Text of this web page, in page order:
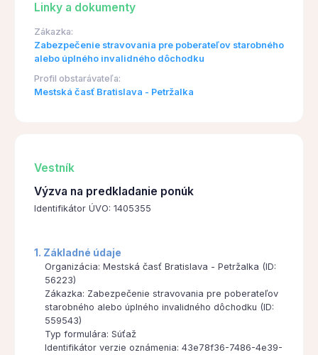
Linky a dokumenty
Zákazka:
Zabezpečenie stravovania pre poberateľov starobného
alebo úplného invalidného dôchodku
Profil obstarávateľa:
Mestská časť Bratislava - Petržalka
Vestník
Výzva na predkladanie ponúk
Identifikátor ÚVO: 1405355
1. Základné údaje
Organizácia: Mestská časť Bratislava - Petržalka (ID:
56223)
Zákazka: Zabezpečenie stravovania pre poberateľov
starobného alebo úplného invalidného dôchodku (ID:
559543)
Typ formulára: Súťaž
Identifikátor verzie oznámenia: 43e78f36-7486-4e39-